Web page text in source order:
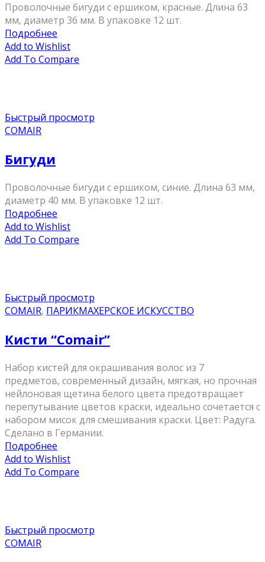
Проволочные бигуди с ершиком, красные. Длина 63
мм, диаметр 36 мм. В упаковке 12 шт.
Подробнее
Add to Wishlist
Add To Compare
Быстрый просмотр
COMAIR
Бигуди
Проволочные бигуди с ершиком, синие. Длина 63 мм,
диаметр 40 мм. В упаковке 12 шт.
Подробнее
Add to Wishlist
Add To Compare
Быстрый просмотр
COMAIR, ПАРИКМАХЕРСКОЕ ИСКУССТВО
Кисти “Comair”
Набор кистей для окрашивания волос из 7
предметов, современный дизайн, мягкая, но прочная
нейлоновая щетина белого цвета предотвращает
перепутывание цветов краски, идеально сочетается с
набором мисок для смешивания краски. Цвет: Радуга.
Сделано в Германии.
Подробнее
Add to Wishlist
Add To Compare
Быстрый просмотр
COMAIR